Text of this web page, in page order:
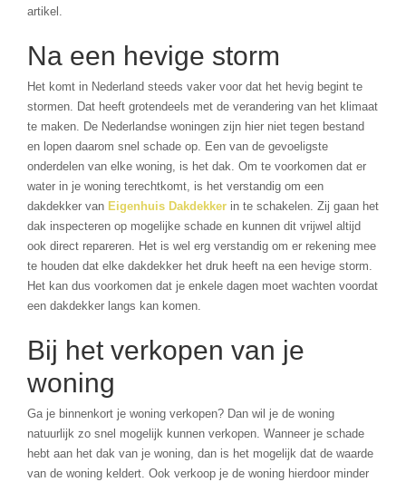
artikel.
Na een hevige storm
Het komt in Nederland steeds vaker voor dat het hevig begint te
stormen. Dat heeft grotendeels met de verandering van het klimaat
te maken. De Nederlandse woningen zijn hier niet tegen bestand
en lopen daarom snel schade op. Een van de gevoeligste
onderdelen van elke woning, is het dak. Om te voorkomen dat er
water in je woning terechtkomt, is het verstandig om een
dakdekker van Eigenhuis Dakdekker in te schakelen. Zij gaan het
dak inspecteren op mogelijke schade en kunnen dit vrijwel altijd
ook direct repareren. Het is wel erg verstandig om er rekening mee
te houden dat elke dakdekker het druk heeft na een hevige storm.
Het kan dus voorkomen dat je enkele dagen moet wachten voordat
een dakdekker langs kan komen.
Bij het verkopen van je
woning
Ga je binnenkort je woning verkopen? Dan wil je de woning
natuurlijk zo snel mogelijk kunnen verkopen. Wanneer je schade
hebt aan het dak van je woning, dan is het mogelijk dat de waarde
van de woning keldert. Ook verkoop je de woning hierdoor minder